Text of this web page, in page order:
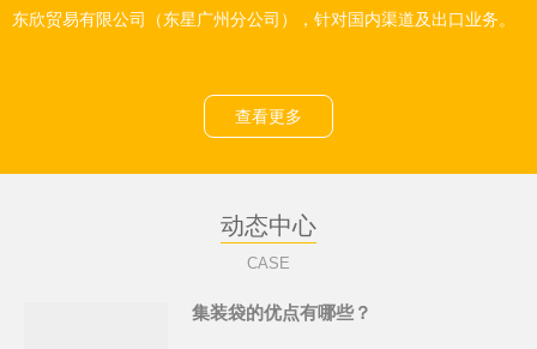
东欣贸易有限公司（东星广州分公司），针对国内渠道及出口业务。
查看更多
动态中心
CASE
集装袋的优点有哪些？